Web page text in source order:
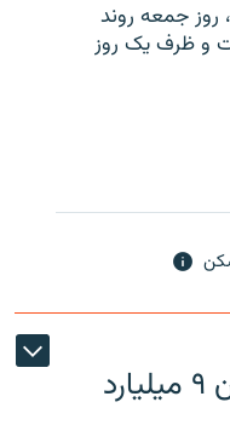
روز جمعه روند
و ظرف یک روز
بانک مرکزی ایران گم شدن ۹ میلیارد